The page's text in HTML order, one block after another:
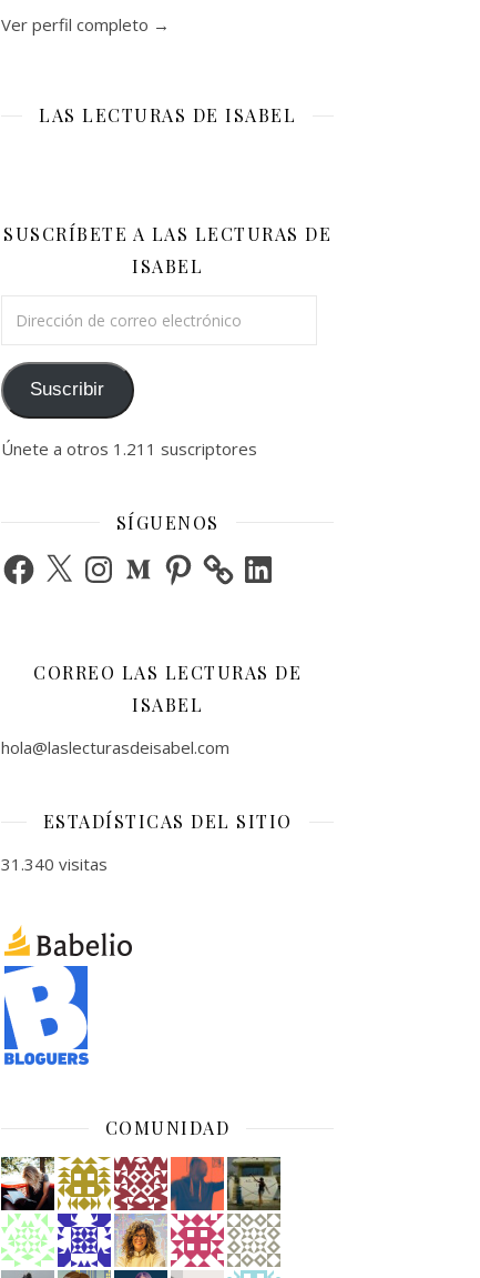
Ver perfil completo →
LAS LECTURAS DE ISABEL
SUSCRÍBETE A LAS LECTURAS DE
ISABEL
Suscribir
Únete a otros 1.211 suscriptores
SÍGUENOS
Facebook
X InstagramMediumPinterest LinkedIn
CORREO LAS LECTURAS DE
ISABEL
hola@laslecturasdeisabel.com
ESTADÍSTICAS DEL SITIO
31.340 visitas
COMUNIDAD